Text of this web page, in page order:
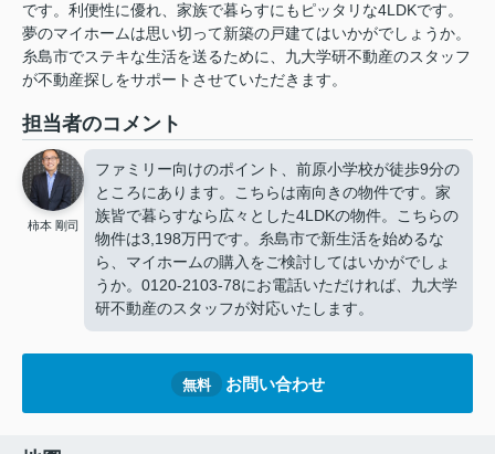
です。利便性に優れ、家族で暮らすにもピッタリな4LDKです。
夢のマイホームは思い切って新築の戸建てはいかがでしょうか。
糸島市でステキな生活を送るために、九大学研不動産のスタッフ
が不動産探しをサポートさせていただきます。
担当者のコメント
柿本 剛司
ファミリー向けのポイント、前原小学校が徒歩9分の
ところにあります。こちらは南向きの物件です。家
族皆で暮らすなら広々とした4LDKの物件。こちらの
物件は3,198万円です。糸島市で新生活を始めるな
ら、マイホームの購入をご検討してはいかがでしょ
うか。0120-2103-78にお電話いただければ、九大学
研不動産のスタッフが対応いたします。
無料 お問い合わせ